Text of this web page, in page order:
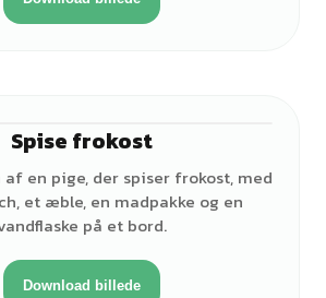
Spise frokost
en pige, der spiser frokost, med
et æble, en madpakke og en
på et bord.
Download billede